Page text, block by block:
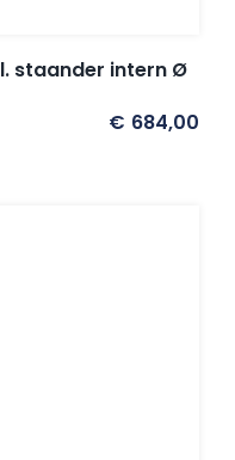
staander intern Ø
€ 684,00